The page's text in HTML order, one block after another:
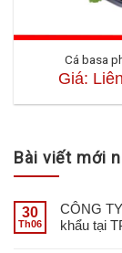
Cá basa
Giá:
Bài viết mới
30
Th06
CÔNG
khẩu tại